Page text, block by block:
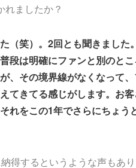
れましたか？
（笑）。2回とも聞きました
は明確にファンと別のとこ
、その境界線がなくなって
てきてる感じがします。お
れをこの1年でさらにちょう
得するというような声もあり